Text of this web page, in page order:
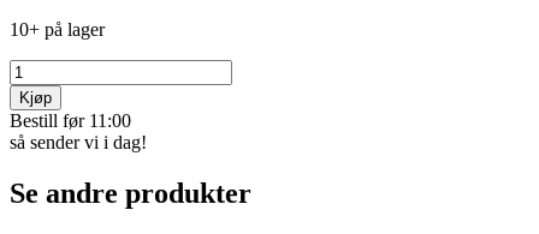
10+ på lager
Kjøp
Bestill før 11:00
så sender vi i dag!
Se andre produkter